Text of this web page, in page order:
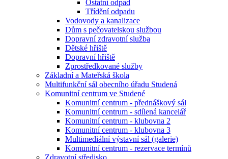
Ostatní odpad
Třídění odpadu
Vodovody a kanalizace
Dům s pečovatelskou službou
Dopravní zdravotní služba
Dětské hřiště
Dopravní hřiště
Zprostředkované služby
Základní a Mateřská škola
Multifunkční sál obecního úřadu Studená
Komunitní centrum ve Studené
Komunitní centrum - přednáškový sál
Komunitní centrum - sdílená kancelář
Komunitní centrum - klubovna 2
Komunitní centrum - klubovna 3
Multimediální výstavní sál (galerie)
Komunitní centrum - rezervace termínů
Zdravotní středisko